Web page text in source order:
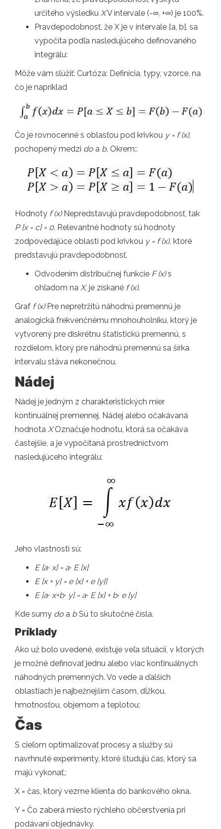
určitého výsledku XV intervale (-∞, +∞) je 100%.
Pravdepodobnosť, že X je v intervale [a, b], sa
vypočíta podľa nasledujúceho definovaného
integrálu:
Môže vám slúžiť: Curtóza: Definícia, typy, vzorce, na
čo je napríklad
Čo je rovnocenné s oblasťou pod krivkou y = f (x),
pochopený medzi do a b. Okrem::
Hodnoty f (x)Nepredstavujú pravdepodobnosť, tak
P [x = c] = 0. Relevantné hodnoty sú hodnoty
zodpovedajúce oblasti pod krivkou y = f (x), ktoré
predstavujú pravdepodobnosť.
Odvodením distribučnej funkcie F (x)s
ohľadom na X, je získané f (x).
Graf f (x)Pre nepretržitú náhodnú premennú je
analogická frekvenčnému mnohouholníku, ktorý je
vytvorený pre diskrétnu štatistickú premennú, s
rozdielom, ktorý pre náhodnú premennú sa šírka
intervalu stáva nekonečnou.
Nádej
Nádej je jedným z charakteristických mier
kontinuálnej premennej. Nádej alebo očakávaná
hodnota XOznačuje hodnotu, ktorá sa očakáva
častejšie, a je vypočítaná prostredníctvom
nasledujúceho integrálu:
Jeho vlastnosti sú:
E [a∙ x] = a∙ E [x]
E [x + y] = e [x] + e [y]]
E [a∙ x+b∙ y] = a∙ E [x] + b∙ e [y]
Kde sumy do a bSú to skutočné čísla.
Príklady
Ako už bolo uvedené, existuje veľa situácií, v ktorých
je možné definovať jednu alebo viac kontinuálnych
náhodných premenných. Vo vede a ďalších
oblastiach je najbežnejším časom, dĺžkou,
hmotnosťou, objemom a teplotou:
Čas
S cieľom optimalizovať procesy a služby sú
navrhnuté experimenty, ktoré študujú čas, ktorý sa
majú vykonať,:
X = čas, ktorý vezme klienta do bankového okna.
Y = Čo zaberá miesto rýchleho občerstvenia pri
podávaní objednávky.